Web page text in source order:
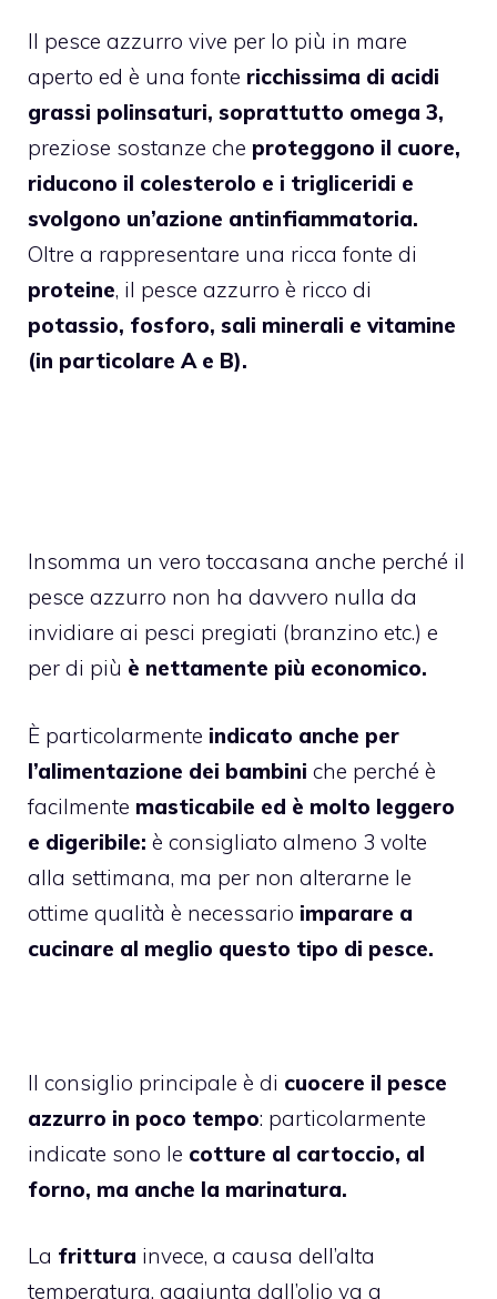
Il pesce azzurro vive per lo più in mare
aperto ed è una fonte ricchissima di acidi
grassi polinsaturi, soprattutto omega 3,
preziose sostanze che proteggono il cuore,
riducono il colesterolo e i trigliceridi e
svolgono un’azione antinfiammatoria.
Oltre a rappresentare una ricca fonte di
proteine, il pesce azzurro è ricco di
potassio, fosforo, sali minerali e vitamine
(in particolare A e B).
Insomma un vero toccasana anche perché il
pesce azzurro non ha davvero nulla da
invidiare ai pesci pregiati (branzino etc.) e
per di più è nettamente più economico.
È particolarmente indicato anche per
l’alimentazione dei bambini che perché è
facilmente masticabile ed è molto leggero
e digeribile: è consigliato almeno 3 volte
alla settimana, ma per non alterarne le
ottime qualità è necessario imparare a
cucinare al meglio questo tipo di pesce.
Il consiglio principale è di cuocere il pesce
azzurro in poco tempo: particolarmente
indicate sono le cotture al cartoccio, al
forno, ma anche la marinatura.
La frittura invece, a causa dell’alta
temperatura, aggiunta dall’olio va a